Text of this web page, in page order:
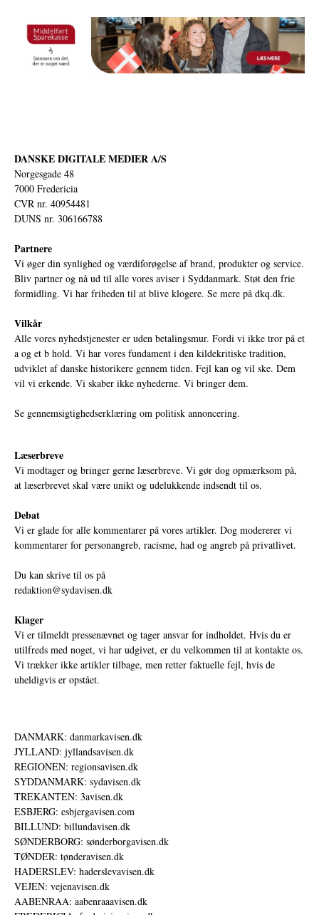
DANSKE DIGITALE MEDIER A/S
Norgesgade 48
7000 Fredericia
CVR nr. 40954481
DUNS nr. 306166788
Partnere
Vi øger din synlighed og værdiforøgelse af brand, produkter og service.
Bliv partner og nå ud til alle vores aviser i Syddanmark. Støt den frie
formidling. Vi har friheden til at blive klogere. Se mere på dkq.dk.
Vilkår
Alle vores nyhedstjenester er uden betalingsmur. Fordi vi ikke tror på et
a og et b hold. Vi har vores fundament i den kildekritiske tradition,
udviklet af danske historikere gennem tiden. Fejl kan og vil ske. Dem
vil vi erkende. Vi skaber ikke nyhederne. Vi bringer dem.
Se gennemsigtighedserklæring om politisk annoncering.
Læserbreve
Vi modtager og bringer gerne læserbreve. Vi gør dog opmærksom på,
at læserbrevet skal være unikt og udelukkende indsendt til os.
Debat
Vi er glade for alle kommentarer på vores artikler. Dog modererer vi
kommentarer for personangreb, racisme, had og angreb på privatlivet.
Du kan skrive til os på
redaktion@sydavisen.dk
Klager
Vi er tilmeldt pressenævnet og tager ansvar for indholdet. Hvis du er
utilfreds med noget, vi har udgivet, er du velkommen til at kontakte os.
Vi trækker ikke artikler tilbage, men retter faktuelle fejl, hvis de
uheldigvis er opstået.
DANMARK: danmarkavisen.dk
JYLLAND: jyllandsavisen.dk
REGIONEN: regionsavisen.dk
SYDDANMARK: sydavisen.dk
TREKANTEN: 3avisen.dk
ESBJERG: esbjergavisen.com
BILLUND: billundavisen.dk
SØNDERBORG: sønderborgavisen.dk
TØNDER: tønderavisen.dk
HADERSLEV: haderslevavisen.dk
VEJEN: vejenavisen.dk
AABENRAA: aabenraaavisen.dk